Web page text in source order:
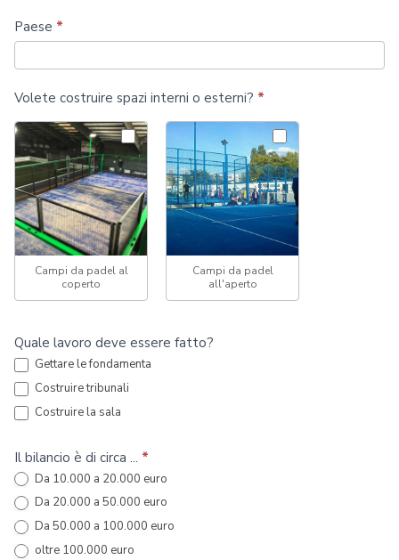
Paese *
Volete costruire spazi interni o esterni? *
Campi da padel al
coperto
Campi da padel
all'aperto
Quale lavoro deve essere fatto?
Gettare le fondamenta
Costruire tribunali
Costruire la sala
Il bilancio è di circa ... *
Da 10.000 a 20.000 euro
Da 20.000 a 50.000 euro
Da 50.000 a 100.000 euro
oltre 100.000 euro